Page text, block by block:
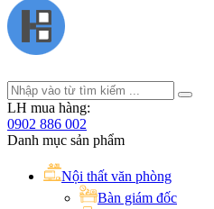
LH mua hàng:
0902 886 002
Danh mục sản phẩm
Nội thất văn phòng
Bàn giám đốc